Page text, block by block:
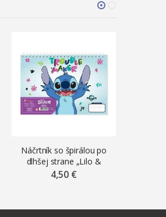
Náčrtník so špirálou po
dlhšej strane „Lilo &
Stitch“ , A4, 30 listov
4,50 €